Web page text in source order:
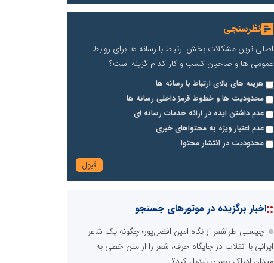
نظرسنجی
اصلی ترین مشکلات بخش ارتباط با رسانه ها برای روابط
عمومی ها و صاحبان کسب و کار کدام گزینه است؟
هزینه های بالای ارتباط با رسانه ها
محدودیت ها و خطوط قرمز داخلی رسانه ها
عدم داشتن ایده در ارائه خدمات رسانه ای
عدم اعتبار ویژه به محتواهای خبری
محدودیت در انتشار محتوا
::اخبار برگزیده در موتورهای جستجو
چیستی طراشعر از نگاه امین افضل‌پور؛ چگونه یک شاعر
ایرانی با انقلاب در جایگاه حرف، شعر را از متن خطی به